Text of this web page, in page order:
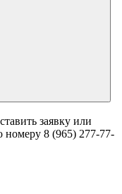
заявку или
8 (965) 277-77-